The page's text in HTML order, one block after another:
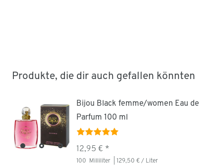
Produkte, die dir auch gefallen könnten
Bijou Black femme/women Eau de
Parfum 100 ml
12,95 € *
100 Milliliter | 129,50 € / Liter